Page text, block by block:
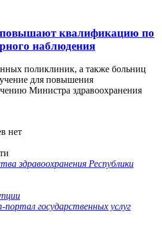
квалификацию по
наблюдения
поликлиник, а также больниц
для повышения
Министра здравоохранения
нет
здравоохранения Республики
государственных услуг